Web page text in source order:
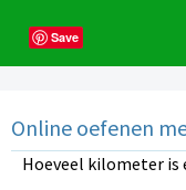
Save
Online oefenen
Hoeveel kilometer is